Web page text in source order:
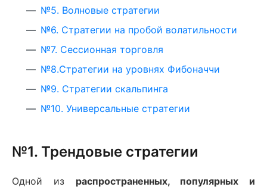
№5. Волновые стратегии
№6. Стратегии на пробой волатильности
№7. Сессионная торговля
№8.Стратегии на уровнях Фибоначчи
№9. Стратегии скальпинга
№10. Универсальные стратегии
№1. Трендовые стратегии
Одной из распространенных, популярных и